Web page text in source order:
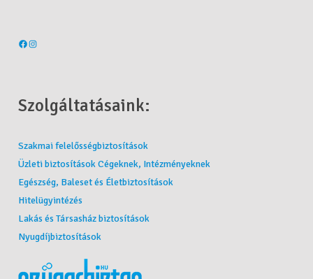
Szolgáltatásaink:
Szakmai felelősségbiztosítások
Üzleti biztosítások Cégeknek, Intézményeknek
Egészség, Baleset és Életbiztosítások
Hitelügyintézés
Lakás és Társasház biztosítások
Nyugdíjbiztosítások